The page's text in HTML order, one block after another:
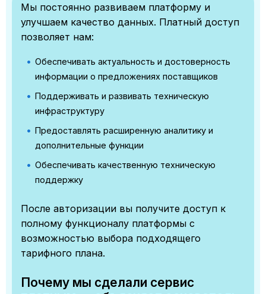
Мы постоянно развиваем платформу и
улучшаем качество данных. Платный доступ
позволяет нам:
Обеспечивать актуальность и достоверность
информации о предложениях поставщиков
Поддерживать и развивать техническую
инфраструктуру
Предоставлять расширенную аналитику и
дополнительные функции
Обеспечивать качественную техническую
поддержку
После авторизации вы получите доступ к
полному функционалу платформы с
возможностью выбора подходящего
тарифного плана.
Почему мы сделали сервис